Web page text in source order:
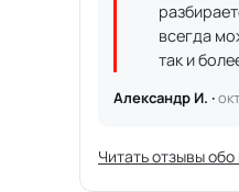
всегда
так и
Александр И. ·
Читать отзывы